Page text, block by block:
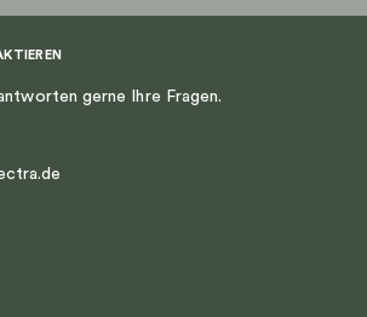
gerne Ihre Fragen.